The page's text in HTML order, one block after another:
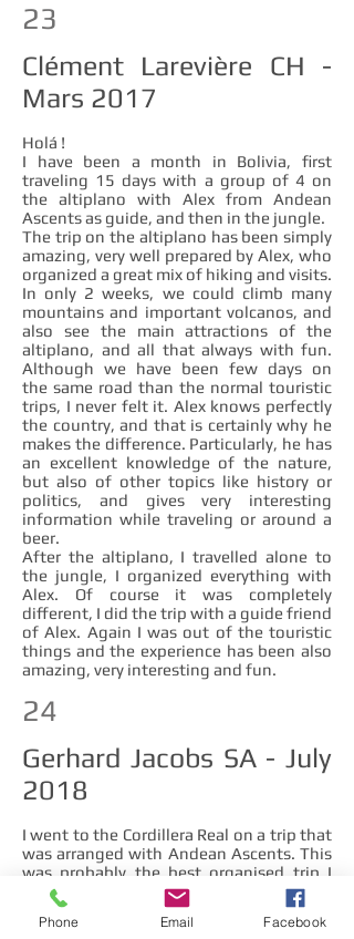
23
Clément Larevière CH -
Mars 2017
Holá !
I have been a month in Bolivia, first
traveling 15 days with a group of 4 on
the altiplano with Alex from Andean
Ascents as guide, and then in the jungle.
The trip on the altiplano has been simply
amazing, very well prepared by Alex, who
organized a great mix of hiking and visits.
In only 2 weeks, we could climb many
mountains and important volcanos, and
also see the main attractions of the
altiplano, and all that always with fun.
Although we have been few days on
the same road than the normal touristic
trips, I never felt it. Alex knows perfectly
the country, and that is certainly why he
makes the difference. Particularly, he has
an excellent knowledge of the nature,
but also of other topics like history or
politics, and gives very interesting
information while traveling or around a
beer.
After the altiplano, I travelled alone to
the jungle, I organized everything with
Alex. Of course it was completely
different, I did the trip with a guide friend
of Alex. Again I was out of the touristic
things and the experience has been also
amazing, very interesting and fun.
24
Gerhard Jacobs SA - July
2018
I went to the Cordillera Real on a trip that
was arranged with Andean Ascents. This
was probably the best organised trip I
have ever done, from the time of pickup
to the end was perfect. The guide
Juvenal was excellent and very
Phone Email Facebook